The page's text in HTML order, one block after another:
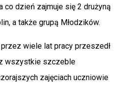
co dzień zajmuje się 2 drużyną
a także grupą Młodzików.
wiele lat pracy przeszedł
wszystkie szczeble
zajęciach uczniowie